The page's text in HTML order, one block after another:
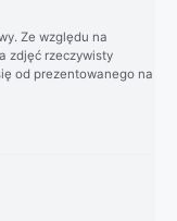
Ze względu na
zdjęć rzeczywisty
od prezentowanego na